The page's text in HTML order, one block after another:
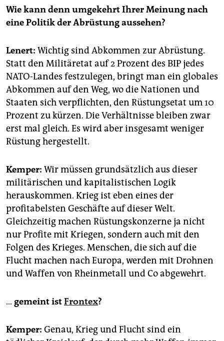
Wie kann denn umgekehrt Ihrer Meinung nach
eine Politik der Abrüstung aussehen?
Lenert: Wichtig sind Abkommen zur Abrüstung.
Statt den Militäretat auf 2 Prozent des BIP jedes
NATO-Landes festzulegen, bringt man ein globales
Abkommen auf den Weg, wo die Nationen und
Staaten sich verpflichten, den Rüstungsetat um 10
Prozent zu kürzen. Die Verhältnisse bleiben zwar
erst mal gleich. Es wird aber insgesamt weniger
Rüstung hergestellt.
Kemper: Wir müssen grundsätzlich aus dieser
militärischen und kapitalistischen Logik
herauskommen. Krieg ist eben eines der
profitabelsten Geschäfte auf dieser Welt.
Gleichzeitig machen Rüstungskonzerne ja nicht
nur Profite mit Kriegen, sondern auch mit den
Folgen des Krieges. Menschen, die sich auf die
Flucht machen nach Europa, werden mit Drohnen
und Waffen von Rheinmetall und Co abgewehrt.
… gemeint istFrontex?
Kemper: Genau, Krieg und Flucht sind ein